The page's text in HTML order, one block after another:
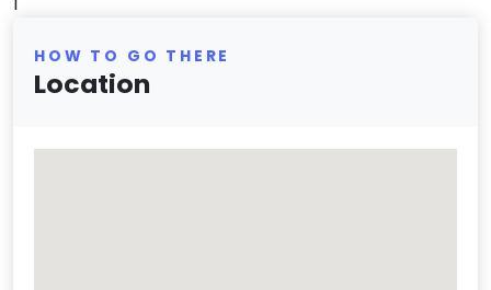
HOW TO GO THERE
Location